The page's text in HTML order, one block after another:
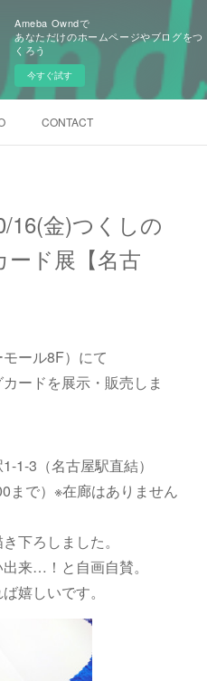
Ameba Owndで
あなただけのホームページやブログをつ
くろう
今すぐ試す
CONTACT
16(金)つくしの
ド展【名古
モール8F）にて
ードを展示・販売しま
1-3（名古屋駅直結）
まで）※在廊はありません
下ろしました。
来…！と自画自賛。
嬉しいです。